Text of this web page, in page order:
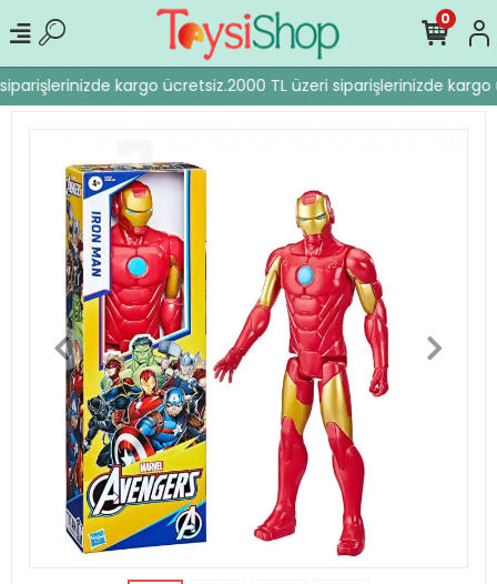
kargo ücretsiz.2000 TL üzeri siparişlerinizde kargo
0